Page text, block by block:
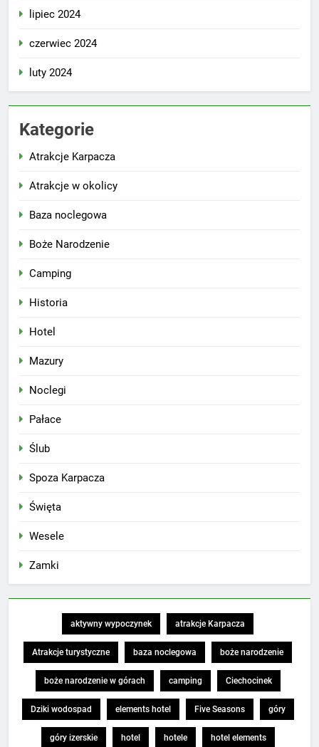
lipiec 2024
czerwiec 2024
luty 2024
Kategorie
Atrakcje Karpacza
Atrakcje w okolicy
Baza noclegowa
Boże Narodzenie
Camping
Historia
Hotel
Mazury
Noclegi
Pałace
Ślub
Spoza Karpacza
Święta
Wesele
Zamki
aktywny wypoczynek atrakcje Karpacza
Atrakcje turystyczne baza noclegowa boże narodzenie
boże narodzenie w górach camping Ciechocinek
Dziki wodospad elements hotel Five Seasons góry
góry izerskie hotel hotele hotel elements